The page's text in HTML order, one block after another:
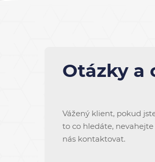
Otázky a
Vážený klient, pokud
to co hledáte, nevahejte
nás kontaktovat.